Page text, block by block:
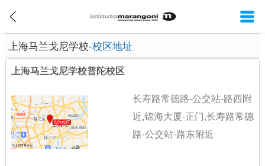
上海马兰戈尼学校-校区地址
上海马兰戈尼学校普陀校区
长寿路常德路-公交站-路西附
近,锦海大厦-正门,长寿路常德
路-公交站-路东附近